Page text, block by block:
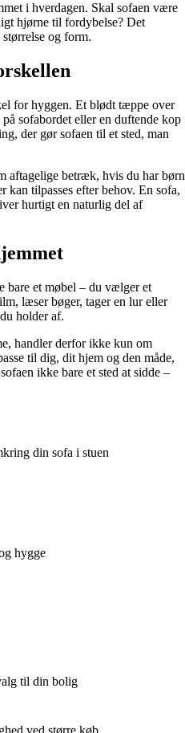
i hverdagen. Skal sofaen være
hjørne til fordybelse? Det
og form.
for hyggen. Et blødt tæppe over
sofabordet eller en duftende kop
der gør sofaen til et sted, man
aftagelige betræk, hvis du har børn
tilpasses efter behov. En sofa,
hurtigt en naturlig del af
et møbel – du vælger et
læser bøger, tager en lur eller
holder af.
handler derfor ikke kun om
til dig, dit hjem og den måde,
ikke bare et sted at sidde –
din sofa i stuen
hygge
til din bolig
ved større køb